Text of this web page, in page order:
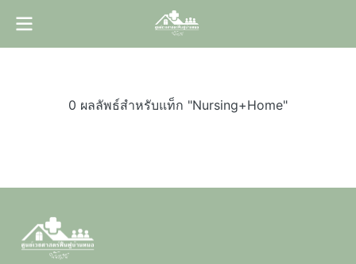
0 ผลลัพธ์สำหรับแท็ก "Nursing+Home"